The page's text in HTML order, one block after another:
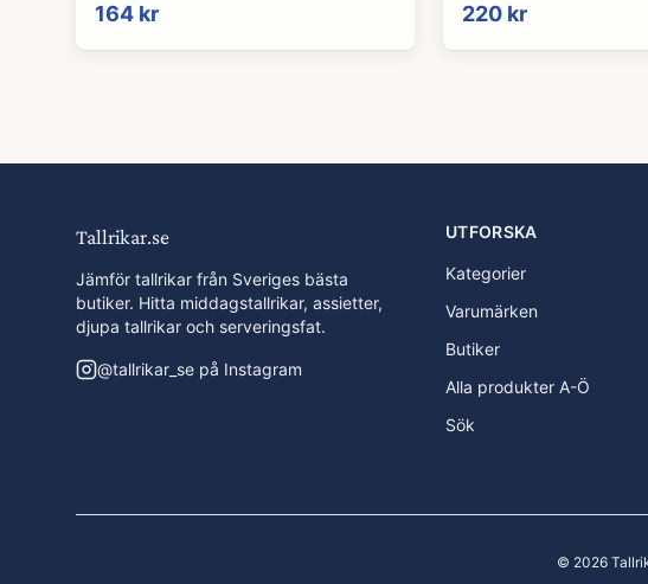
164 kr 220 kr
Tallrikar.se
Jämför tallrikar från Sveriges bästa
butiker. Hitta middagstallrikar, assietter,
djupa tallrikar och serveringsfat.
@tallrikar_se på Instagram
UTFORSKA
Kategorier
Varumärken
Butiker
Alla produkter A-Ö
Sök
© 2026